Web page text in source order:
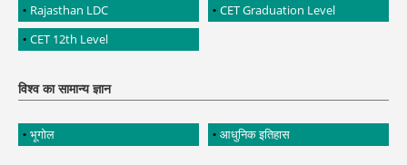
Rajasthan LDC
CET Graduation Level
CET 12th Level
विश्व का सामान्य ज्ञान
भूगोल आधुनिक इतिहास